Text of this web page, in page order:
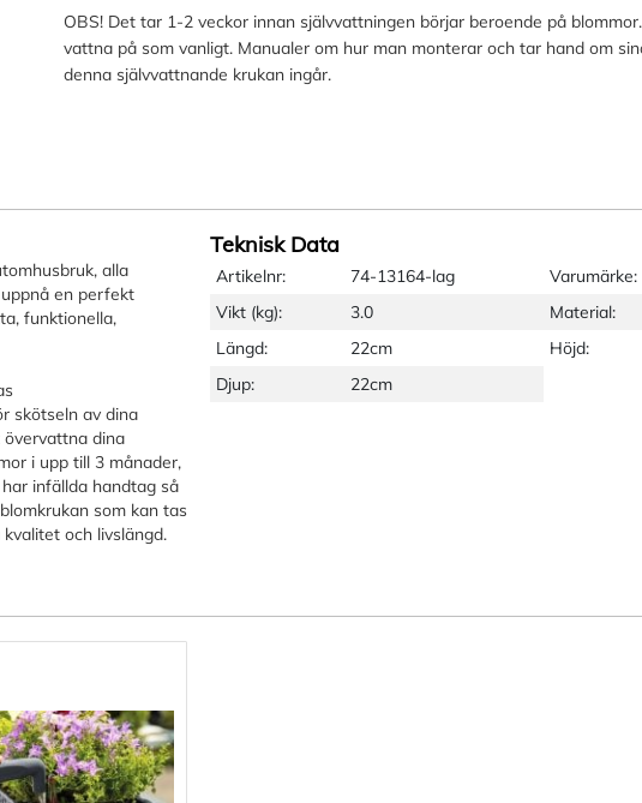
OBS! Det tar 1-2 veckor innan självvattningen börjar beroende på
vattna på som vanligt. Manualer om hur man monterar och tar hand om
denna självvattnande krukan ingår.
alla
en perfekt
funktionella,
skötseln av dina
dina
i upp till 3 månader,
infällda handtag så
som kan tas
och livslängd.
Teknisk Data
Artikelnr: 74-13164-lag Varumärke:
Vikt (kg):
3.0 Material:
Längd:
22cm Höjd:
Djup:
22cm